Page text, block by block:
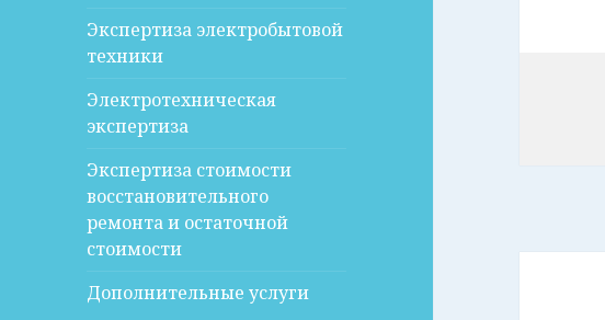
Экспертиза электробытовой
техники
Электротехническая
экспертиза
Экспертиза стоимости
восстановительного
ремонта и остаточной
стоимости
Дополнительные услуги